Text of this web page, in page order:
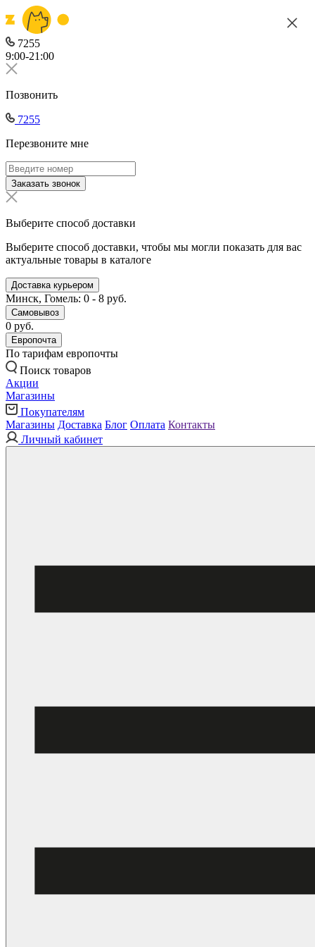
7255
9:00-21:00
Позвонить
7255
Перезвоните мне
Заказать звонок
Выберите способ доставки
Выберите способ доставки, чтобы мы могли показать для вас
актуальные товары в каталоге
Доставка курьером
Минск, Гомель: 0 - 8 руб.
Самовывоз
0 руб.
Европочта
По тарифам европочты
Поиск товаров
Акции
Магазины
Покупателям
Магазины Доставка Блог Оплата Контакты
Личный кабинет